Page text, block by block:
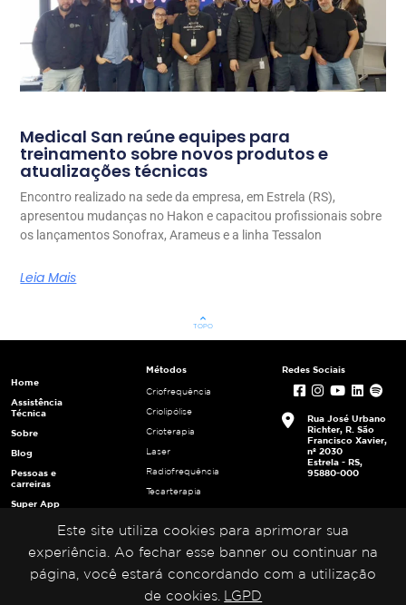
Este site utiliza cookies para aprimorar sua
experiência. Ao fechar esse banner ou continuar na
página, você estará concordando com a utilização
de cookies.
LGPD
Medical San reúne equipes para
treinamento sobre novos produtos e
atualizações técnicas
Encontro realizado na sede da empresa, em Estrela (RS),
apresentou mudanças no Hakon e capacitou profissionais sobre
os lançamentos Sonofrax, Arameus e a linha Tessalon
Leia Mais
keyboard_arrow_up
TOPO
Home
Assistência
Técnica
Sobre
Blog
Pessoas e
carreiras
Super App
Multiplicadores
Portal da
Métodos
Criofrequência
Criolipólise
Crioterapia
Laser
Radiofrequência
Tecarterapia
Ultrafrequência
Ultrassom
Redes Sociais
Rua José Urbano
Richter, R. São
Francisco Xavier,
nº 2030
Estrela - RS,
95880-000